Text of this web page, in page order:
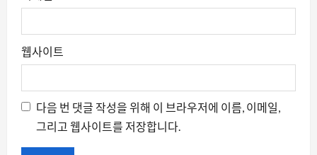
웹사이트
다음 번 댓글 작성을 위해 이 브라우저에 이름, 이메일,
그리고 웹사이트를 저장합니다.